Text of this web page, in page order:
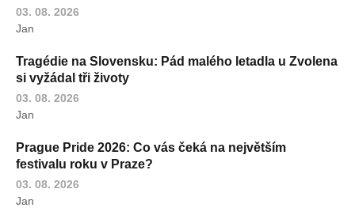
03. 08. 2026
Jan
Tragédie na Slovensku: Pád malého letadla u Zvolena
si vyžádal tři životy
03. 08. 2026
Jan
Prague Pride 2026: Co vás čeká na největším
festivalu roku v Praze?
03. 08. 2026
Jan